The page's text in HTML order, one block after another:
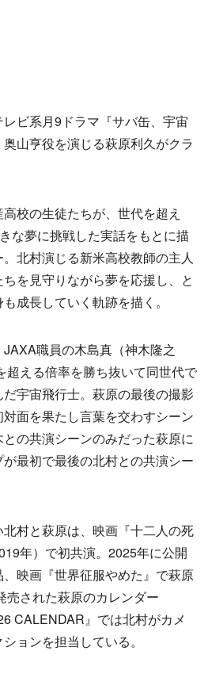
ビ系月9ドラマ『サバ缶、宇宙
山亨役を演じる萩原利久がクラ
校の生徒たちが、世代を超え
な夢に挑戦した実話をもとに描
北村演じる新米高校教師の主人
を見守りながら夢を応援し、と
成長していく軌跡を描く。
職員の木島真（神木隆之
超える倍率を勝ち抜いて同世代で
宇宙飛行士。萩原の最後の撮影
面を果たし言葉を交わすシーン
の共演シーンのみだった萩原に
最初で最後の北村との共演シー
村と萩原は、映画『十二人の死
年）で初共演。2025年に公開
映画『世界征服やめた』で萩原
売された萩原のカレンダー
CALENDAR』では北村がカメ
ョンを担当している。